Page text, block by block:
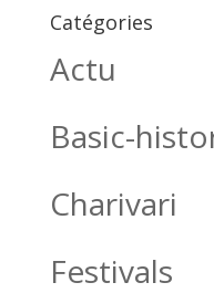
Catégories
Actu
Basic-
Charivari
Festivals